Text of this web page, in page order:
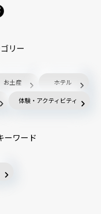
リー
お土産 ホテル
体験・アクティビティ
ーワード